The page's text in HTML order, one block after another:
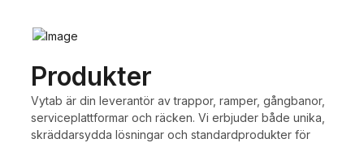
Produkter
Vytab är din leverantör av trappor, ramper, gångbanor,
serviceplattformar och räcken. Vi erbjuder både unika,
skräddarsydda lösningar och standardprodukter för